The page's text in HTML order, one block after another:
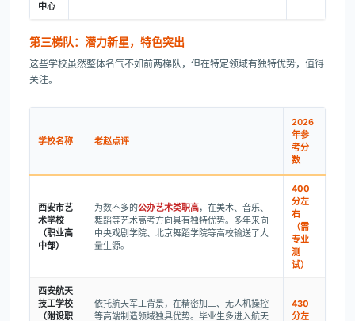
中心
第三梯队：潜力新星，特色突出
这些学校虽然整体名气不如前两梯队，但在特定领域有独特优势，值得
关注。
学校名称 老赵点评
2026
年参
考分
数
西安市艺
术学校
（职业高
中部）
为数不多的公办艺术类职高，在美术、音乐、
舞蹈等艺术高考方向具有独特优势。多年来向
中央戏剧学院、北京舞蹈学院等高校输送了大
量生源。
400
分左
右
（需
专业
测
试）
西安航天
技工学校
（附设职
依托航天军工背景，在精密加工、无人机操控
等高端制造领域独具优势。毕业生多进入航天
430
分左